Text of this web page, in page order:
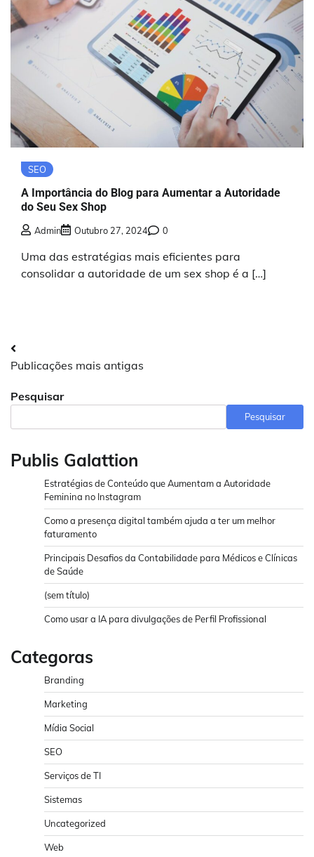
SEO
A Importância do Blog para Aumentar a Autoridade
do Seu Sex Shop
Admin Outubro 27, 2024 0
Uma das estratégias mais eficientes para
consolidar a autoridade de um sex shop é a […]
Navegação
posts
Publicações mais antigas
Pesquisar
Pesquisar
Publis Galattion
Estratégias de Conteúdo que Aumentam a Autoridade
Feminina no Instagram
Como a presença digital também ajuda a ter um melhor
faturamento
Principais Desafios da Contabilidade para Médicos e Clínicas
de Saúde
(sem título)
Como usar a IA para divulgações de Perfil Profissional
Categoras
Branding
Marketing
Mídia Social
SEO
Serviços de TI
Sistemas
Uncategorized
Web